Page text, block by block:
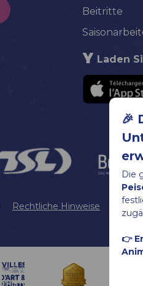
🎉
Die
👉
Beitritte
Laden
Rechtliche Hinweise